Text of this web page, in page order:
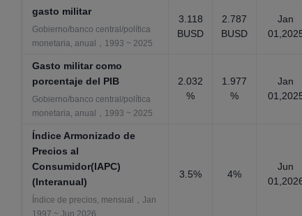
gasto militar
Gobierno/banco central/política
monetaria, anual，1993 ~ 2025
3.118
BUSD
2.787
BUSD
Jan
Gasto militar como
porcentaje del PIB
Gobierno/banco central/política
monetaria, anual，1993 ~ 2025
2.032
%
1.977
%
Jan
Índice Armonizado de
Precios al
Consumidor(IAPC)
(Interanual)
Índice de precios, mensual，Jan
1997 ~ Jun 2026
3.5% 4%
Jun